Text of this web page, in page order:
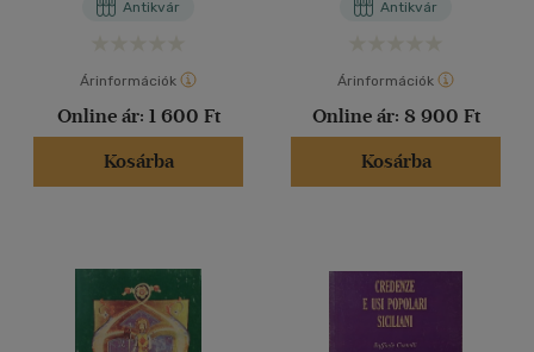
Antikvár
Árinformációk
Online ár: 1 600 Ft
Kosárba
Antikvár
Árinformációk
Online ár: 8 900 Ft
Kosárba